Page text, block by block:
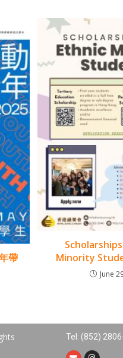
帶
Minority
June
Tel: (852)